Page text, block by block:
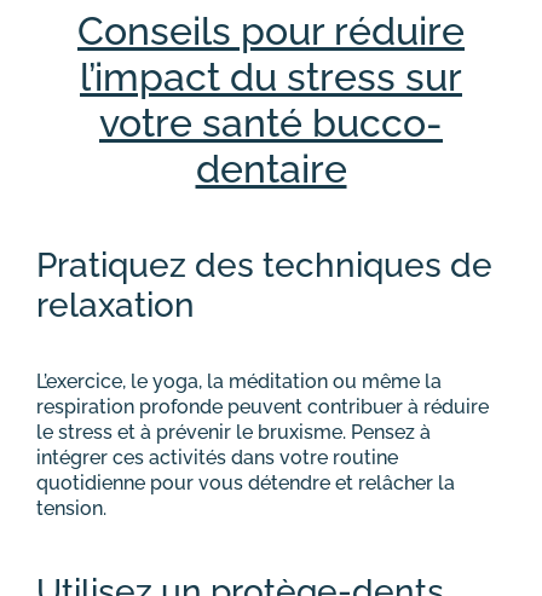
Conseils pour réduire
l’impact du stress sur
votre santé bucco-
dentaire
Pratiquez des techniques de
relaxation
L’exercice, le yoga, la méditation ou même la
respiration profonde peuvent contribuer à réduire
le stress et à prévenir le bruxisme. Pensez à
intégrer ces activités dans votre routine
quotidienne pour vous détendre et relâcher la
tension.